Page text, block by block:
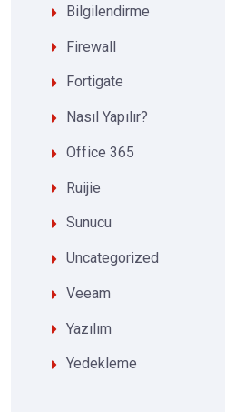
Bilgilendirme
Firewall
Fortigate
Nasıl Yapılır?
Office 365
Ruijie
Sunucu
Uncategorized
Veeam
Yazılım
Yedekleme